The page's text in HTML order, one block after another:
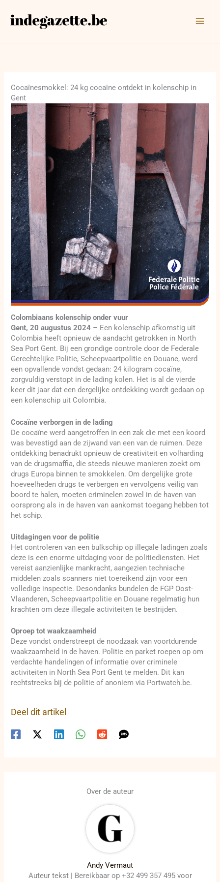
naar
Cocaïnesmokkel: 24 kg cocaïne ontdekt in kolenschip in
Gent
Colombiaans kolenschip onder vuur
Gent, 20 augustus 2024 – Een kolenschip afkomstig uit
Colombia heeft opnieuw de aandacht getrokken in North
Sea Port Gent. Bij een grondige controle door de Federale
Gerechtelijke Politie, Scheepvaartpolitie en Douane, werd
een opvallende vondst gedaan: 24 kilogram cocaïne,
zorgvuldig verstopt in de lading kolen. Het is al de vierde
keer dit jaar dat een dergelijke ontdekking wordt gedaan op
een kolenschip uit Colombia.
Cocaïne verborgen in de lading
De cocaïne werd aangetroffen in een zak die met een koord
was bevestigd aan de zijwand van een van de ruimen. Deze
ontdekking benadrukt opnieuw de creativiteit en volharding
van de drugsmaffia, die steeds nieuwe manieren zoekt om
drugs Europa binnen te smokkelen. Om dergelijke grote
hoeveelheden drugs te verbergen en vervolgens veilig van
boord te halen, moeten criminelen zowel in de haven van
oorsprong als in de haven van aankomst toegang hebben tot
het schip.
Uitdagingen voor de politie
Het controleren van een bulkschip op illegale ladingen zoals
deze is een enorme uitdaging voor de politiediensten. Het
vereist aanzienlijke mankracht, aangezien technische
middelen zoals scanners niet toereikend zijn voor een
volledige inspectie. Desondanks bundelen de FGP Oost-
Vlaanderen, Scheepvaartpolitie en Douane regelmatig hun
krachten om deze illegale activiteiten te bestrijden.
Oproep tot waakzaamheid
Deze vondst onderstreept de noodzaak van voortdurende
waakzaamheid in de haven. Politie en parket roepen op om
verdachte handelingen of informatie over criminele
activiteiten in North Sea Port Gent te melden. Dit kan
rechtstreeks bij de politie of anoniem via Portwatch.be.
Deel dit artikel
Over de auteur
Andy Vermaut
Auteur tekst | Bereikbaar op +32 499 357 495 voor